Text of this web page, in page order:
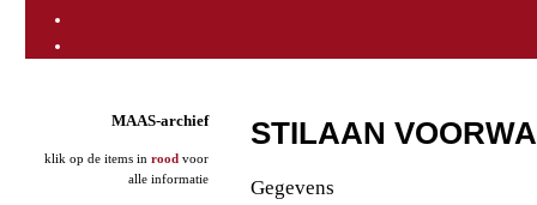
MAAS-archief
klik op de items in rood voor
alle informatie
STILAAN
Gegevens